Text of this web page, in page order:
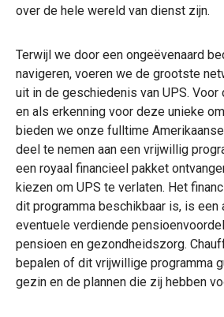
over de hele wereld van dienst zijn.
Terwijl we door een ongeëvenaard
navigeren, voeren we de grootste
uit in de geschiedenis van UPS.
en als erkenning voor deze unieke
bieden we onze fulltime
deel te nemen aan een vrijwillig
een royaal financieel pakket
kiezen om UPS te verlaten. Het
dit programma beschikbaar is, is een
eventuele verdiende
pensioen en gezondheidszorg.
bepalen of dit vrijwillige programma
gezin en de plannen die zij hebben